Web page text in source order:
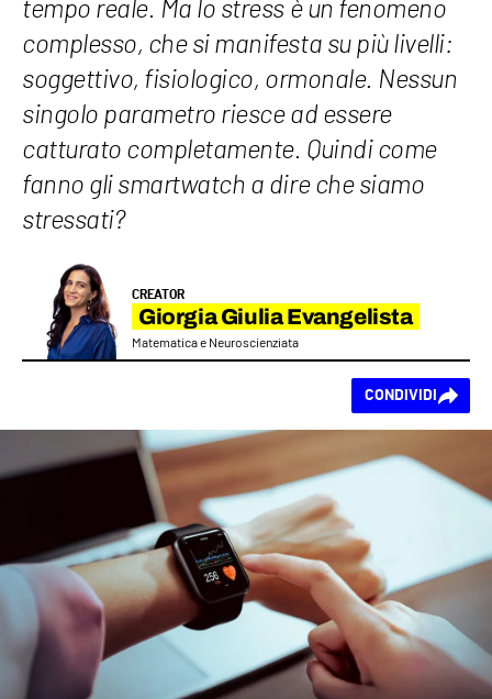
tempo reale. Ma lo stress è un fenomeno
complesso, che si manifesta su più livelli:
soggettivo, fisiologico, ormonale. Nessun
singolo parametro riesce ad essere
catturato completamente. Quindi come
fanno gli smartwatch a dire che siamo
stressati?
CREATOR
Giorgia Giulia Evangelista
Matematica e Neuroscienziata
CONDIVIDI